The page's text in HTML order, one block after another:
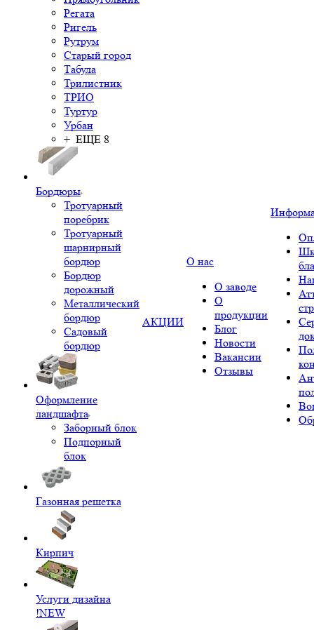
Регата
Ригель
Рутрум
Старый город
Табула
Трилистник
ТРИО
Туртур
Урбан
+ ЕЩЕ 8
Бордюры
Тротуарный
поребрик
Тротуарный
шарнирный
бордюр
Бордюр
дорожный
Металлический
бордюр
Садовый
бордюр
Оформление
ландшафта
Заборный блок
Подпорный
блок
Газонная решетка
Кирпич
Услуги дизайна
!NEW
АКЦИИ
О нас
О заводе
О
продукции
Блог
Новости
Вакансии
Отзывы